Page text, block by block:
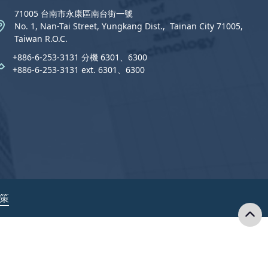
71005 台南市永康區南台街一號
No. 1, Nan-Tai Street, Yungkang Dist.,  Tainan City 71005,
Taiwan R.O.C.
+886-6-253-3131 分機 6301、6300
+886-6-253-3131 ext. 6301、6300